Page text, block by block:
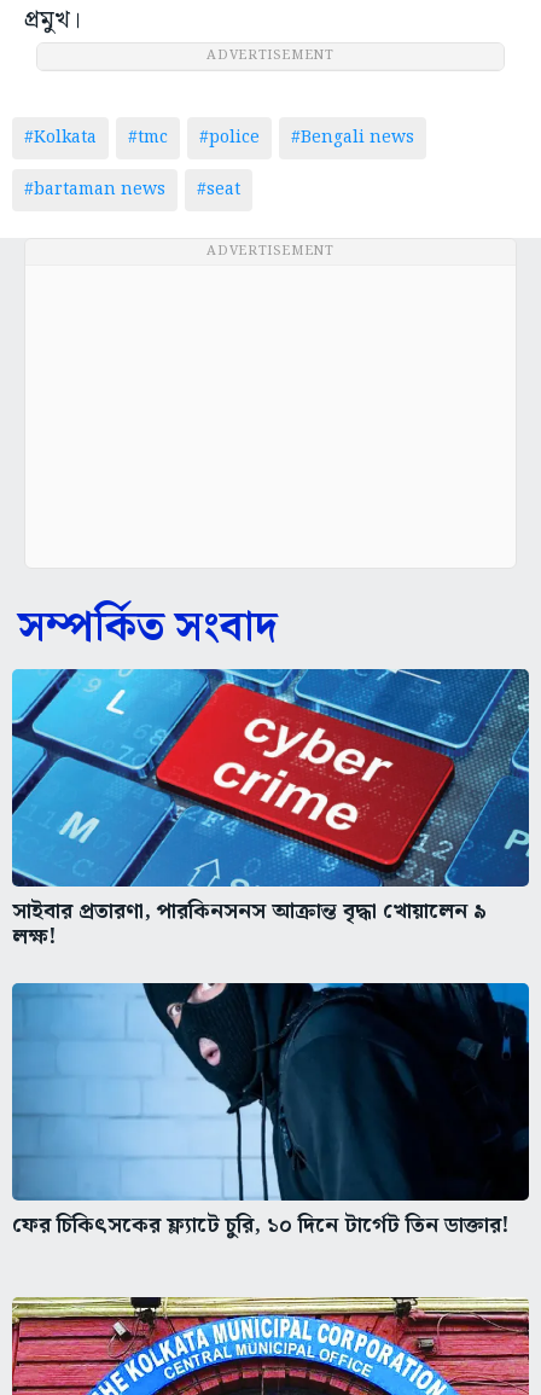
প্রমুখ।
ADVERTISEMENT
#Kolkata #tmc #police
#Bengali news
#bartaman news
#seat
ADVERTISEMENT
সম্পর্কিত সংবাদ
সাইবার প্রতারণা, পারকিনসনস আক্রান্ত বৃদ্ধা খোয়ালেন ৯
লক্ষ!
ফের চিকিৎসকের ফ্ল্যাটে চুরি, ১০ দিনে টার্গেট তিন ডাক্তার!